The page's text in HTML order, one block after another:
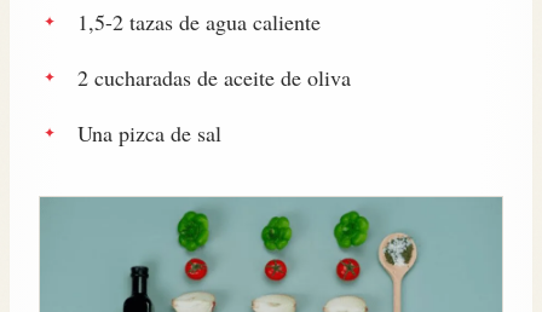
1,5-2 tazas de agua caliente
2 cucharadas de aceite de oliva
Una pizca de sal